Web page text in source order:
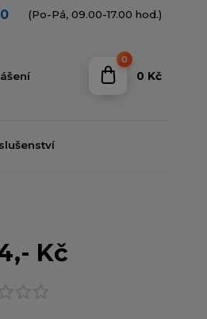
(Po-Pá, 09.00-17.00 hod.)
0
0 Kč
Kč